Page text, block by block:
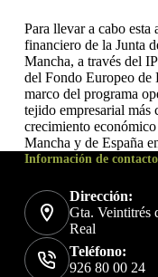
Para llevar a cabo
financiero de la Junta
Mancha, a través del
del Fondo Europeo
marco del programa
tejido empresarial
crecimiento
Mancha y de España
Información de contacto
Dirección:
Gta. Veintitrés
Real
Teléfono:
926 80 00 24